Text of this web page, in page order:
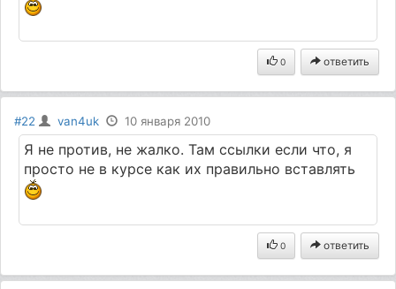
0 ответить
#22 van4uk 10 января 2010
Я не против, не жалко. Там ссылки если что, я
просто не в курсе как их правильно вставлять
0 ответить